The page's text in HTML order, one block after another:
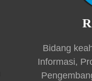
Bidang
Informasi,